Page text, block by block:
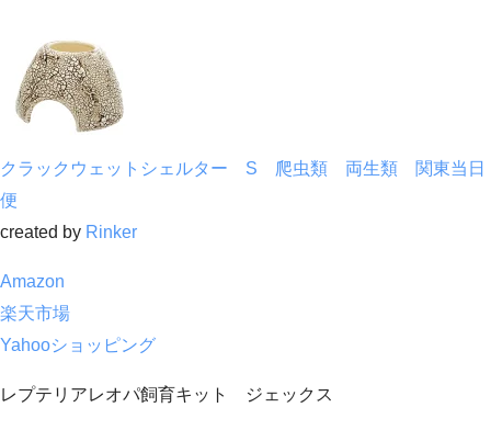
クラックウェットシェルター S 爬虫類 両生類 関東当日
便
created by Rinker
Amazon
楽天市場
Yahooショッピング
レプテリアレオパ飼育キット ジェックス